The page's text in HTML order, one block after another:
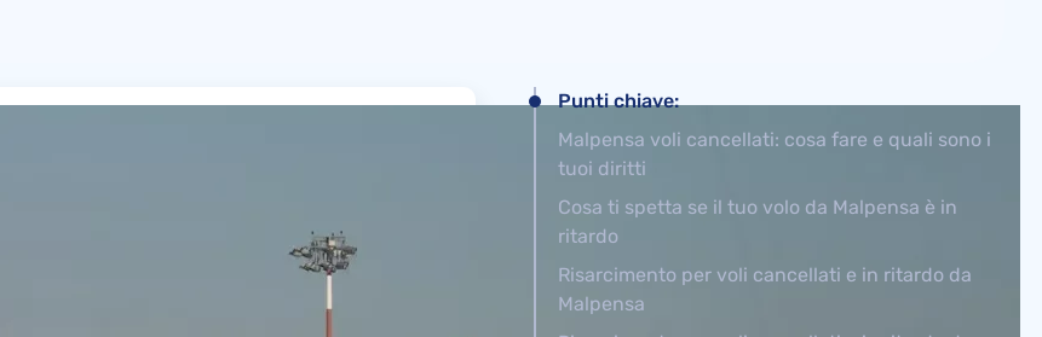
Punti chiave:
Malpensa voli cancellati: cosa fare e quali sono i
tuoi diritti
Cosa ti spetta se il tuo volo da Malpensa è in
ritardo
Risarcimento per voli cancellati e in ritardo da
Malpensa